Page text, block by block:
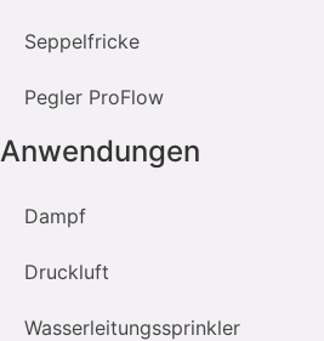
Seppelfricke
Pegler ProFlow
Anwendungen
Dampf
Druckluft
Wasserleitungssprinkler